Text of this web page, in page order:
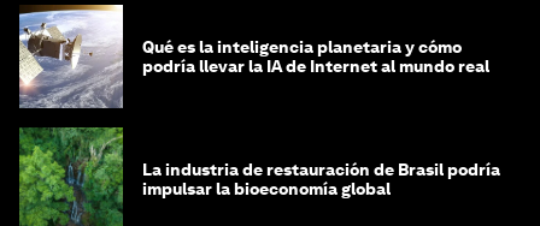
Qué es la inteligencia planetaria y cómo
podría llevar la IA de Internet al mundo real
La industria de restauración de Brasil podría
impulsar la bioeconomía global